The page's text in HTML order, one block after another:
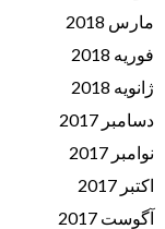
مارس 2018
فوریه 2018
ژانویه 2018
دسامبر 2017
نوامبر 2017
اکتبر 2017
آگوست 2017